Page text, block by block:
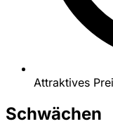
Attraktives
Schwächen